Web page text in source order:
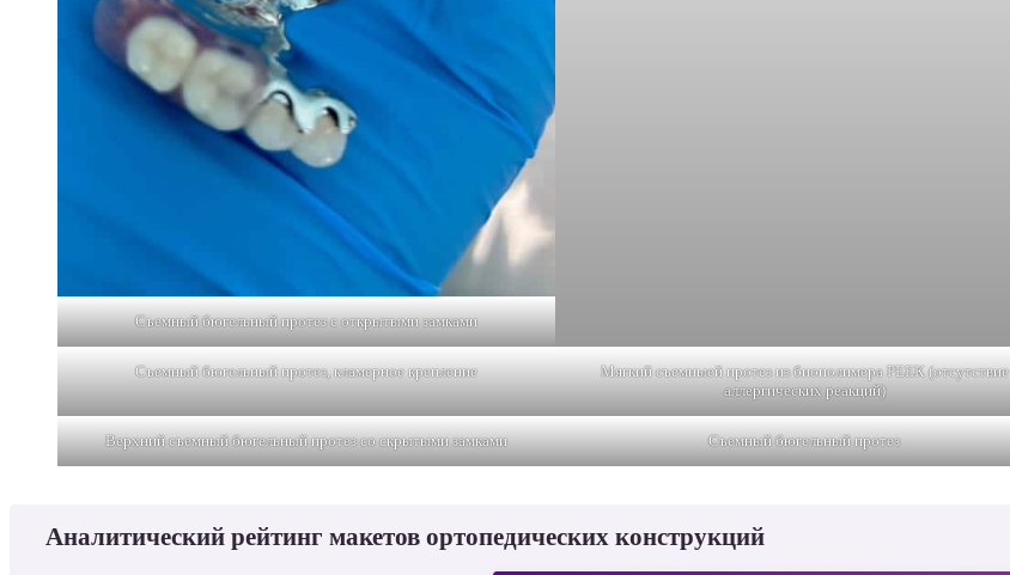
Съемный бюгельный протез с открытыми замками
Съемный бюгельный протез, кламерное крепление
Мягкий съемныей протез из биополимера РЕЕК (отсутствие
аллергических реакций)
Верхний съемный бюгельный протез со скрытыми замками Съемный бюгельный протез
Аналитический рейтинг макетов ортопедических конструкций